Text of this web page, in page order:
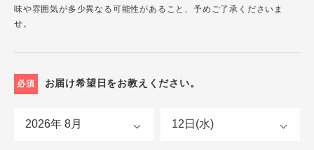
味や雰囲気が多少異なる可能性があること、予めご了承くださいま
せ。
必須 お届け希望日をお教えください。